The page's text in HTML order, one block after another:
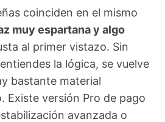
coinciden en el mismo
muy espartana y algo
al primer vistazo. Sin
la lógica, se vuelve
bastante material
Existe versión Pro de pago
avanzada o